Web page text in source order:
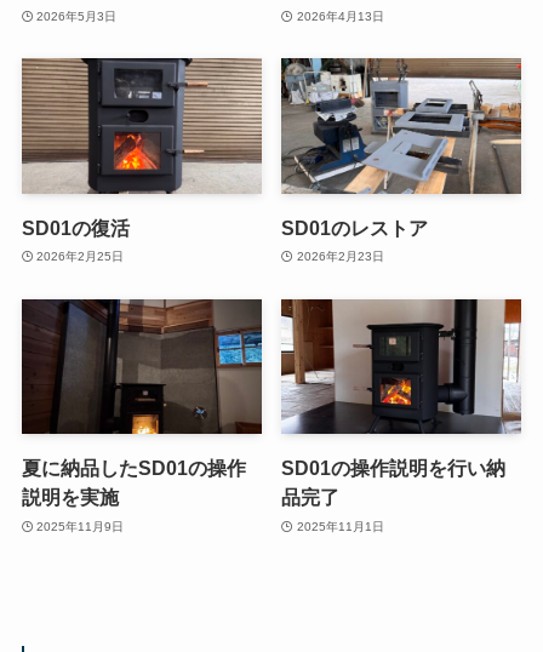
2026年5月3日 2026年4月13日
SD01の復活
2026年2月25日
SD01のレストア
2026年2月23日
夏に納品したSD01の操作
説明を実施
2025年11月9日
SD01の操作説明を行い納
品完了
2025年11月1日